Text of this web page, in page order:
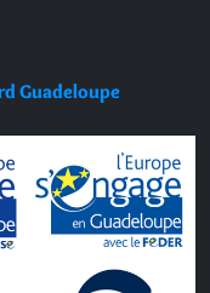
Guadeloupe